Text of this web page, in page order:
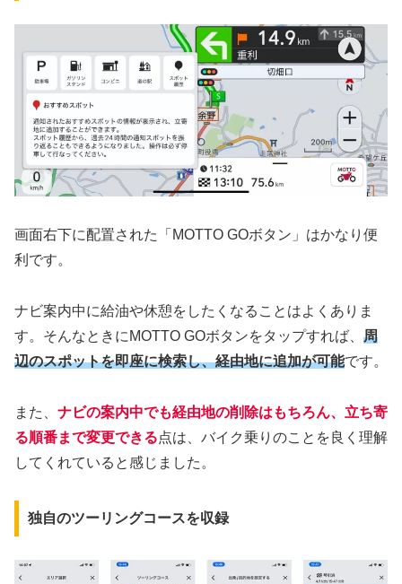
画面右下に配置された「MOTTO GOボタン」はかなり便
利です。
ナビ案内中に給油や休憩をしたくなることはよくありま
す。そんなときにMOTTO GOボタンをタップすれば、 周
辺のスポットを即座に検索し、経由地に追加が可能です。
また、 ナビの案内中でも経由地の削除はもちろん、立ち寄
る順番まで変更できる点は、バイク乗りのことを良く理解
してくれていると感じました。
独自のツーリングコースを収録